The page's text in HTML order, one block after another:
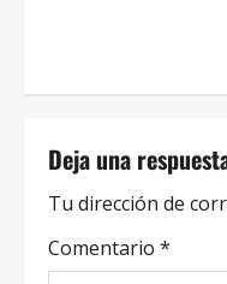
Deja una
Tu dirección de
Comentario *